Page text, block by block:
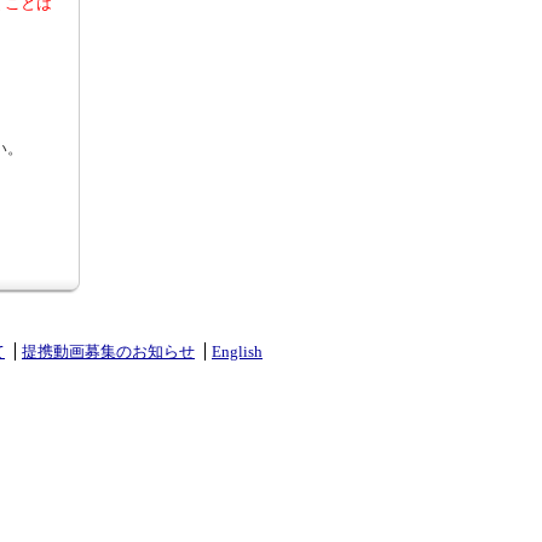
提携動画募集のお知らせ English